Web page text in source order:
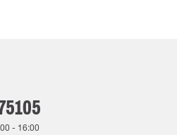
- 16:00